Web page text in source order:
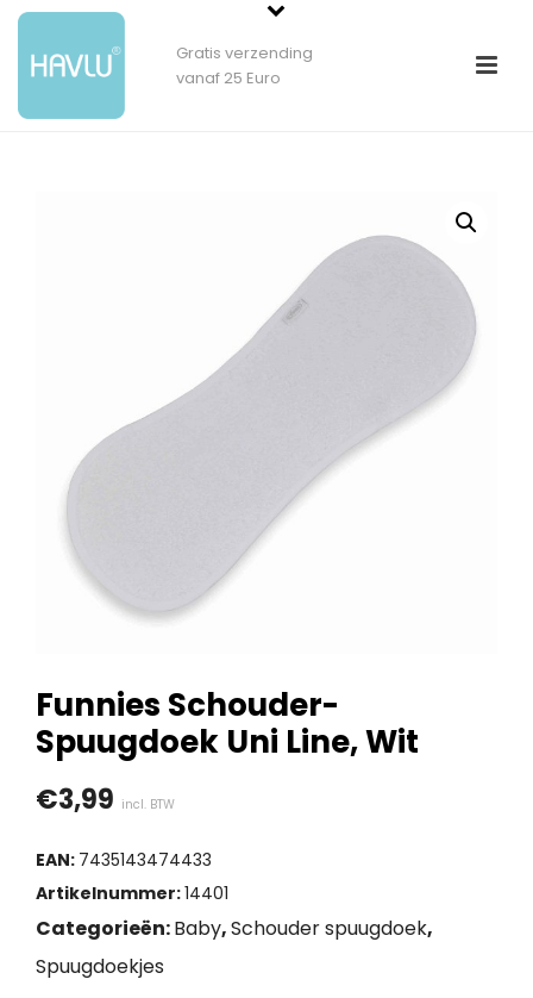
Gratis verzending
vanaf 25 Euro
Funnies Schouder-
Spuugdoek Uni Line, Wit
€3,99 incl. BTW
EAN: 7435143474433
Artikelnummer:14401
Categorieën:Baby,Schouder spuugdoek,
Spuugdoekjes